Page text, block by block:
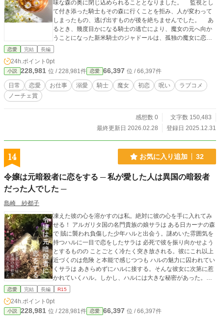
力を爆発させた感情の発現により、潜在化の軍人候爵との宿
命が目覚めてしまった。 宿命の相手が見つかった者は、宿命
相手の特別な子供を生まない限り、地獄のような発情が続
く。抑制剤で抑えつけながらも耐えたが、頼りの薬さえ効力
がなくなった彼女は、相思相愛の相手と一夜を共にしたあ
と、必ず戻ると宣言して軍人候爵のもとへ戻ったのだった。
降りかかるのは誰なのか？
味な森の奥に閉じ込められることとなりました。 監視とし
て付き添った騎士もその森に行くことを拒み、人が変わって
しまったもの、逃げ出すものが後を絶ちませんでした。 あ
るとき、幾度目かになる騎士の逃亡により、魔女の元へ向か
うことになった新米騎士のジャドールは、孤独の魔女に恋に
落ちました。 そんなちょっと変わった騎士と引きこもり魔
恋愛 完結 長編
24h.ポイント 0pt
小説 228,981 位 / 228,981件 恋愛 66,397 位 / 66,397件
日常 恋愛 お仕事 溺愛 騎士 魔女 初恋 呪い
ラブコメ
ノーチェ賞
感想数 0
文字数 150,483
最終更新日 2026.02.28
登録日 2025.12.31
14 お気に入り追加 32
令嬢は元暗殺者に恋をする ─ 私が愛した人は異国の暗殺者
だった人でした ─
島崎 紗都子
凍えた彼の心を溶かすのは私。絶対に彼の心を手に入れてみ
せる！ アルガリタ国の名門貴族の娘サラは ある日カーナの森
で 賊に襲われ負傷した少年ハルと出会う。謎めいた雰囲気を
持つハルに一目で恋をしたサラは 必死で彼を振り向かせよう
とするものの ことごとく冷たく突き放される。彼にこれ以上
近づくのは危険 と本能で感じつつも ハルの魅力に囚われてい
くサラは あきらめずにハルに接する。そんな彼女に次第に惹
かれていくハル。しかし、ハルには大きな秘密があった。そ
れは ハルの正体は異国の元エリート暗殺者であったというこ
もかもを奪いたいほどの激情に心を揺らしながらも 過去に縛
られ 気持ちを受け入れられずに葛藤する。数えきれないほど
恋愛 完結 長編 R15
24h.ポイント 0pt
小説 228,981 位 / 228,981件 恋愛 66,397 位 / 66,397件